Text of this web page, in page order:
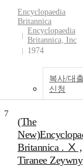
Encyclopaedia
Britannica
Encyclopaedia
Britannica, Inc
1974
복사/대
신청
7
(The
Britannica . Ⅹ ,
Tiranee Zeywny